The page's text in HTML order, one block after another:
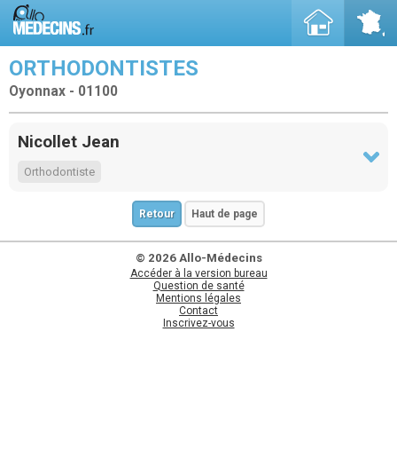
ORTHODONTISTES
Oyonnax - 01100
Nicollet Jean
Orthodontiste
Retour Haut de page
© 2026 Allo-Médecins
Accéder à la version bureau
Question de santé
Mentions légales
Contact
Inscrivez-vous